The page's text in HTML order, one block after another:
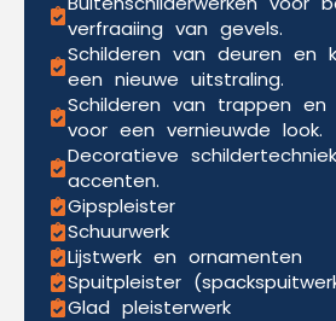
verfraaiing van gevels.
Schilderen van deuren en
een nieuwe uitstraling.
Schilderen van trappen en
voor een vernieuwde look.
Decoratieve
accenten.
Gipspleister
Schuurwerk
Lijstwerk en ornamenten
Spuitpleister
Glad pleisterwerk